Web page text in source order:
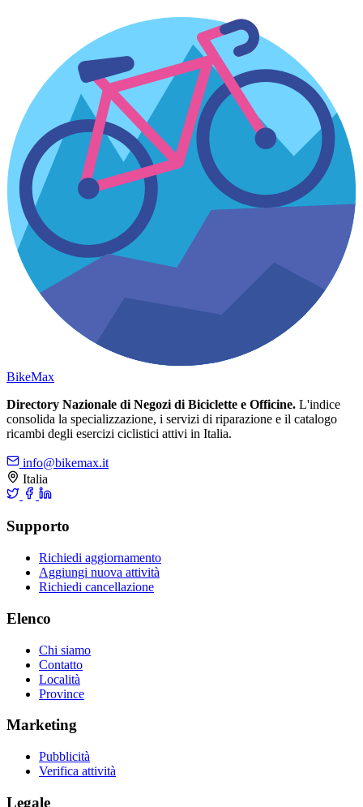
BikeMax
Directory Nazionale di Negozi di Biciclette e Officine. L'indice
consolida la specializzazione, i servizi di riparazione e il catalogo
ricambi degli esercizi ciclistici attivi in Italia.
info@bikemax.it
Italia
Supporto
Richiedi aggiornamento
Aggiungi nuova attività
Richiedi cancellazione
Elenco
Chi siamo
Contatto
Località
Province
Marketing
Pubblicità
Verifica attività
Legale